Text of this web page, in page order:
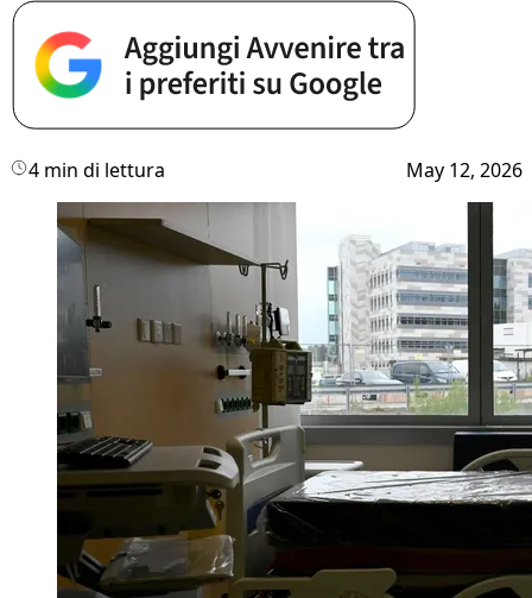
4 min di lettura May 12, 2026